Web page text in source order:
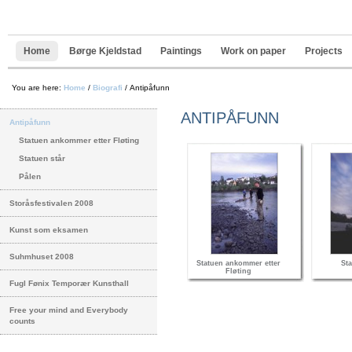
navigation
Home Børge Kjeldstad Paintings Work on paper Projects
You are here: Home / Biografi / Antipåfunn
Antipåfunn
Statuen ankommer etter Fløting
Statuen står
Pålen
Storåsfestivalen 2008
Kunst som eksamen
Suhmhuset 2008
Fugl Fønix Temporær Kunsthall
Free your mind and Everybody
counts
ANTIPÅFUNN
Statuen ankommer etter
Fløting